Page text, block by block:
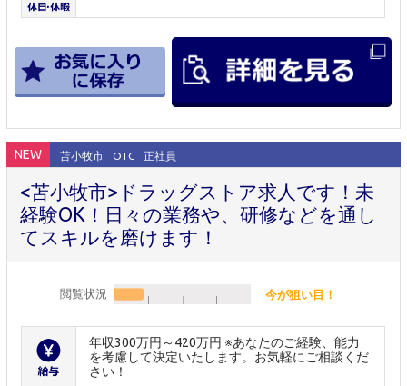
NEW 苫小牧市 OTC 正社員
<苫小牧市>ドラッグストア求人です！未
経験OK！日々の業務や、研修などを通し
てスキルを磨けます！
閲覧状況 今が狙い目！
年収300万円～420万円 ※あなたのご経験、能力
を考慮して決定いたします。お気軽にご相談くだ
さい！